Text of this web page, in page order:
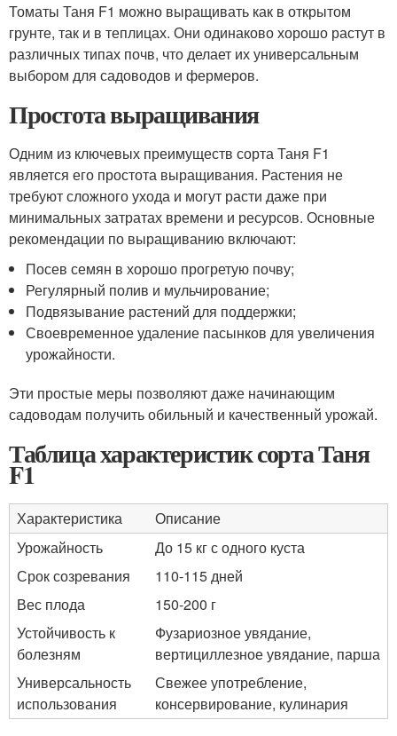
Томаты Таня F1 можно выращивать как в открытом
грунте, так и в теплицах. Они одинаково хорошо растут в
различных типах почв, что делает их универсальным
выбором для садоводов и фермеров.
Простота выращивания
Одним из ключевых преимуществ сорта Таня F1
является его простота выращивания. Растения не
требуют сложного ухода и могут расти даже при
минимальных затратах времени и ресурсов. Основные
рекомендации по выращиванию включают:
Посев семян в хорошо прогретую почву;
Регулярный полив и мульчирование;
Подвязывание растений для поддержки;
Своевременное удаление пасынков для увеличения
урожайности.
Эти простые меры позволяют даже начинающим
садоводам получить обильный и качественный урожай.
Таблица характеристик сорта Таня
F1
Характеристика
Описание
Урожайность
До 15 кг с одного куста
Срок созревания
110-115 дней
Вес плода
150-200 г
Устойчивость к
болезням
Фузариозное увядание,
вертициллезное увядание, парша
Универсальность
использования
Свежее употребление,
консервирование, кулинария